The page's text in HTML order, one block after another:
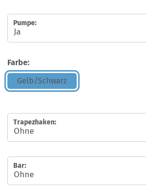
Pumpe:
Farbe:
Gelb/Schwarz
Trapezhaken:
Bar: